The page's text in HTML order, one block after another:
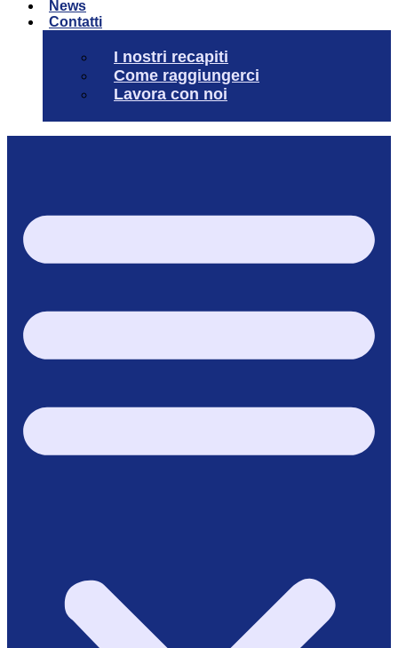
News
Contatti
I nostri recapiti
Come raggiungerci
Lavora con noi